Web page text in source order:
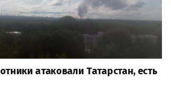
атаковали Татарстан, есть